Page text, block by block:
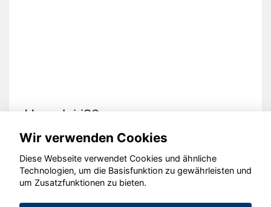
Hyundai i30
© konjunkturmotor.de GmbH 2020 - 2026
Wir verwenden Cookies
Diese Webseite verwendet Cookies und ähnliche
Technologien, um die Basisfunktion zu gewährleisten und
um Zusatzfunktionen zu bieten.